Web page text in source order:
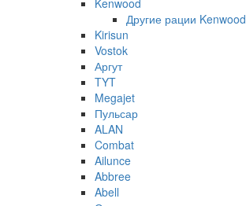
Другие рации Kenwood
Kirisun
Vostok
Аргут
TYT
Megajet
Пульсар
ALAN
Combat
Ailunce
Abbree
Abell